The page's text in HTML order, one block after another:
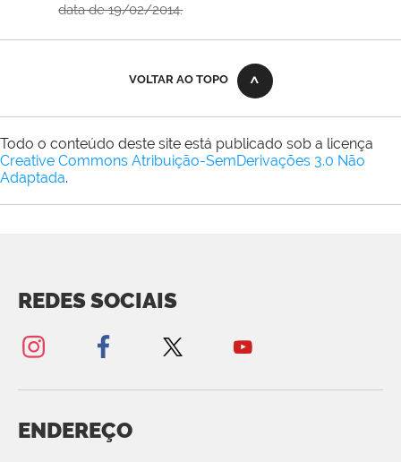
data de 19/02/2014.
VOLTAR AO TOPO
Todo o conteúdo deste site está publicado sob a licença
Creative Commons Atribuição-SemDerivações 3.0 Não
Adaptada.
REDES SOCIAIS
ENDEREÇO